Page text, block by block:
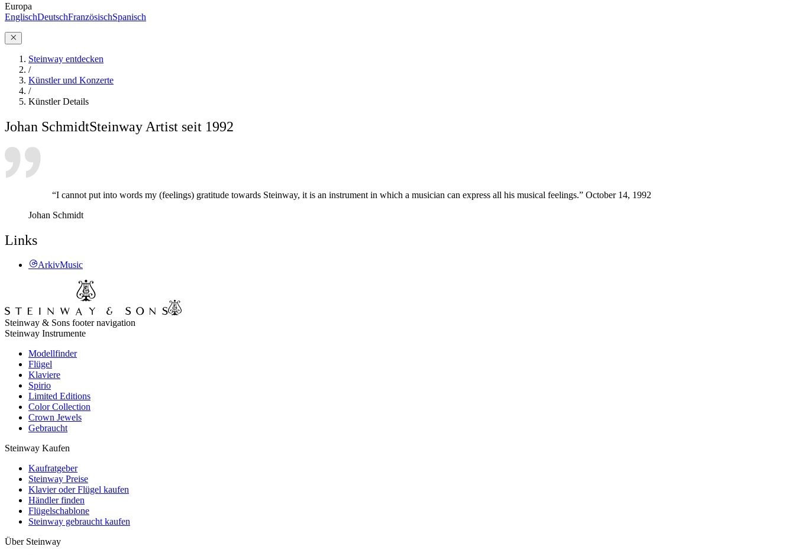
Europa
EnglischDeutschFranzösischSpanisch
Steinway entdecken
/
Künstler und Konzerte
/
Künstler Details
Johan SchmidtSteinway Artist seit 1992
“I cannot put into words my (feelings) gratitude towards Steinway, it is an instrument in which a musician can express all his musical feelings.” October 14, 1992
Johan Schmidt
Links
ArkivMusic
Steinway & Sons footer navigation
Steinway Instrumente
Modellfinder
Flügel
Klaviere
Spirio
Limited Editions
Color Collection
Crown Jewels
Gebraucht
Steinway Kaufen
Kaufratgeber
Steinway Preise
Klavier oder Flügel kaufen
Händler finden
Flügelschablone
Steinway gebraucht kaufen
Über Steinway